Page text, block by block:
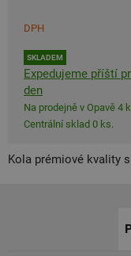
DPH
SKLADEM
Expedujeme příští
den
Na prodejně v Opavě 4
Centrální sklad 0 ks.
Kola prémiové kvality